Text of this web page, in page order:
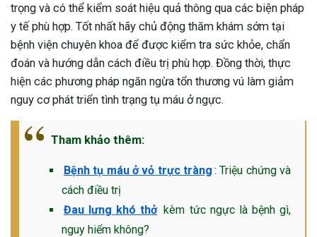
trọng và có thể kiểm soát hiệu quả thông qua các biện pháp
y tế phù hợp. Tốt nhất hãy chủ động thăm khám sớm tại
bệnh viện chuyên khoa để được kiểm tra sức khỏe, chẩn
đoán và hướng dẫn cách điều trị phù hợp. Đồng thời, thực
hiện các phương pháp ngăn ngừa tổn thương vú làm giảm
nguy cơ phát triển tình trạng tụ máu ở ngực.
Tham khảo thêm:
Bệnh tụ máu ở vỏ trực tràng : Triệu chứng và
cách điều trị
Đau lưng khó thở kèm tức ngực là bệnh gì,
nguy hiểm không?